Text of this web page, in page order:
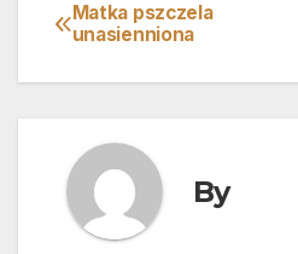
Nawigacja
wpisu
Matka pszczela
unasienniona
By